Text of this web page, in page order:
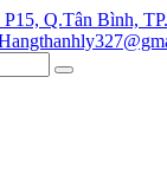
P15, Q.Tân Bình,